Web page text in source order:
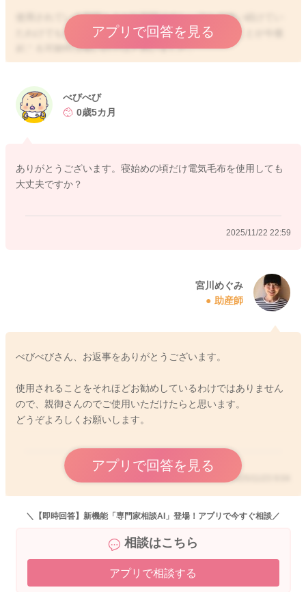
使用されている期間もまだ短期間ですし、フルで使い続けてい
たわけでもないようでしたら、ご心配をされていることが今後
起こる可能性は低いのではと思いました。
リスクがそこまで上がることにもならないのではと思いまし
低温やけどの心配などもありますので、使用は控えていただ
寝始めの頃だけ入れてあげてみるのでいいと思います。
寝床が暖かくなっていることでも、寝つきやすくなる事がある
アプリで回答を見る
2025/11/22 21:06
べびべび
0歳5カ月
ありがとうございます。寝始めの頃だけ電気毛布を使用しても
大丈夫ですか？
2025/11/22 22:59
宮川めぐみ
助産師
べびべびさん、お返事をありがとうございます。
使用されることをそれほどお勧めしているわけではありません
ので、親御さんのでご使用いただけたらと思います。
どうぞよろしくお願いします。
アプリで回答を見る
2025/11/23 9:04
＼【即時回答】新機能「専門家相談AI」登場！アプリで今すぐ相談／
相談はこちら
アプリで相談する